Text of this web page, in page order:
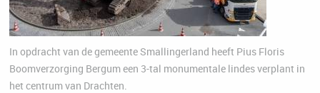
In opdracht van de gemeente Smallingerland heeft Pius Floris
Boomverzorging Bergum een 3-tal monumentale lindes verplant in
het centrum van Drachten.